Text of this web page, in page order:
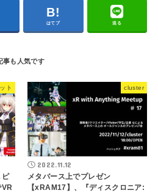
はてブ 送る
ト
ピ
VR
cluster
2022.11.12
メタバース上でプレゼン
【xRAM17】、『ディスクロニア: